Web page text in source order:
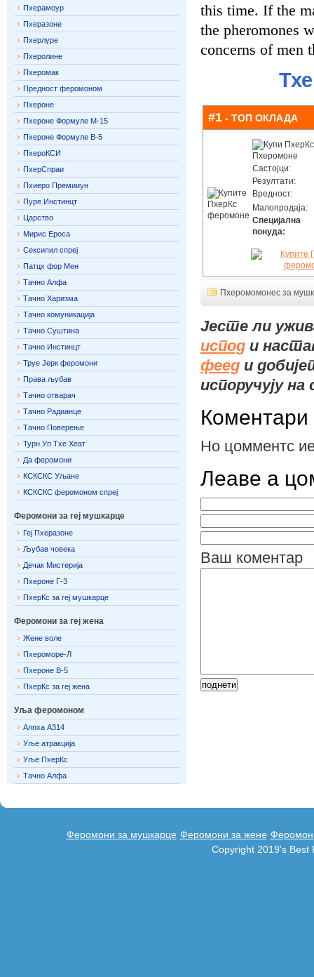
this time. If the
the pheromones
concerns of men
#1 - ТОП ОКЛАДА
Састојци:
Резултати:
Вредност:
Малопродаја:
Специјална
понуда:
Пхеромомонес за
Јесте ли
испод и
феед и
испоручују
Коментари
Но цомментс
Леаве а
Ваш коментар
Пхерамоур
Пхеразоне
Пхерлуре
Пхеролине
Пхеромак
Предност феромоном
Пхероне
Пхероне Формуле М-15
Пхероне Формуле В-5
ПхероКСИ
ПхерСпраи
Пхиеро Премииун
Пуре Инстинцт
Царство
Мирис Ероса
Сексипил спреј
Патцх фор Мен
Тачно Алфа
Тачно Харизма
Тачно комуникација
Тачно Суштина
Тачно Инстинцт
Труе Јерк феромони
Права љубав
Тачно отварач
Тачно Радианце
Тачно Поверење
Турн Уп Тхе Хеат
Да феромони
КСКСКС Уљане
КСКСКС феромоном спреј
Феромони за геј мушкарце
Геј Пхеразоне
Љубав човека
Дечак Мистерија
Пхероне Г-3
ПхерКс за геј мушкарце
Феромони за геј жена
Жене воле
Пхероморе-Л
Пхероне В-5
ПхерКс за геј жена
Уља феромоном
Алпха А314
Уље атракција
Уље ПхерКс
Тачно Алфа
Феромони за мушкарце Феромони за жене
Copyright 2019's Best